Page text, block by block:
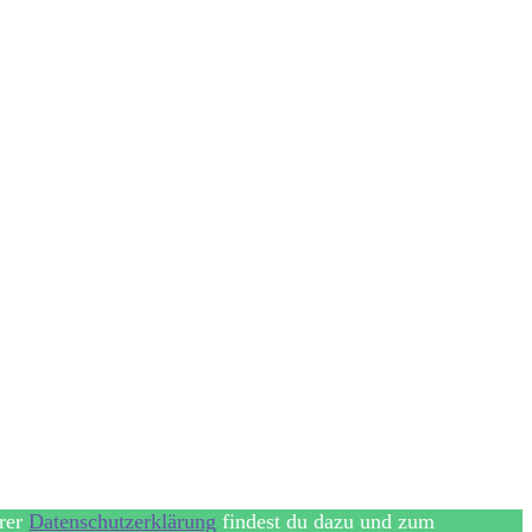
Datenschutzerklärung findest du dazu und zum